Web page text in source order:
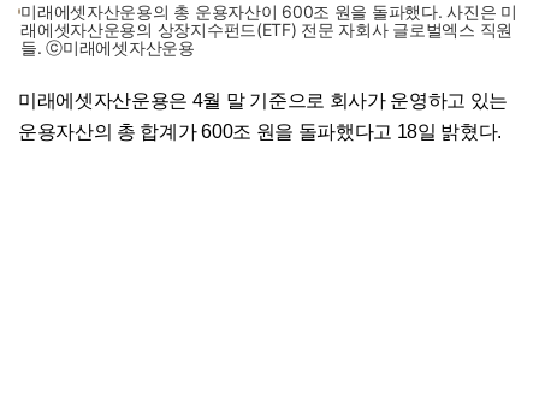
미래에셋자산운용의 총 운용자산이 600조 원을 돌파했다. 사진은 미
래에셋자산운용의 상장지수펀드(ETF) 전문 자회사 글로벌엑스 직원
들. ⓒ미래에셋자산운용
미래에셋자산운용은 4월 말 기준으로 회사가 운영하고 있는
운용자산의 총 합계가 600조 원을 돌파했다고 18일 밝혔다.